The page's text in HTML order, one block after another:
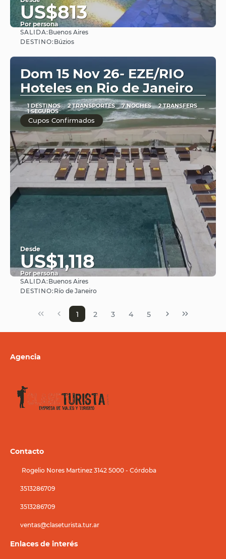
US$813
Por persona
SALIDA: Buenos Aires
DESTINO: Búzios
Dom 15 Nov 26- EZE/RIO
Hoteles en Rio de Janeiro
1 DESTINOS 2 TRANSPORTES 7 NOCHES 2 TRANSFERS
1 SEGUROS
Cupos Confirmados
Desde
US$1,118
Por persona
SALIDA: Buenos Aires
DESTINO: Río de Janeiro
1 2 3 4 5
Agencia
Contacto
Rogelio Nores Martinez 3142 5000 - Córdoba
3513286709
3513286709
ventas@claseturista.tur.ar
Enlaces de interés